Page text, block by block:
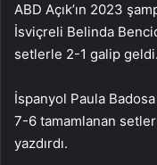
ABD Açık’ın 2023
İsviçreli Belinda
setlerle 2-1 galip geldi.
İspanyol Paula
7-6 tamamlanan
yazdırdı.